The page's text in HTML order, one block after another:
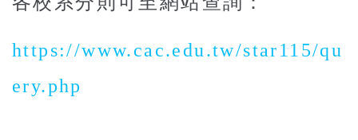
https://www.cac.edu.tw/star115/qu
ery.php